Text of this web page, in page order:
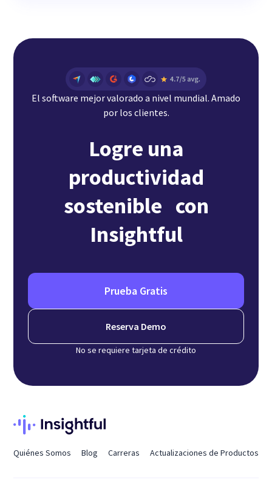
El software mejor valorado a nivel mundial. Amado
por los clientes.
Logre una
productividad
sostenible con
Insightful
Prueba Gratis
Reserva Demo
No se requiere tarjeta de crédito
Quiénes Somos Blog Carreras Actualizaciones de Productos